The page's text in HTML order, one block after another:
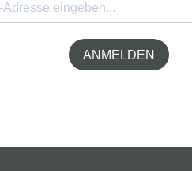
ANMELDEN